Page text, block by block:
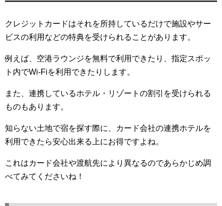
クレジットカードはそれを所持しているだけで施設やサー
ビスの利用などの特典を受けられることがあります。
例えば、空港ラウンジを無料で利用できたり、指定スポッ
ト内でWi-Fiを利用できたりします。
また、連携しているホテル・リゾートの割引を受けられる
ものもあります。
知らない土地で宿を探す際に、カード会社の連携ホテルを
利用できたら安心出来る上にお得ですよね。
これはカード会社や渡航先により異なるのであらかじめ調
べてみてくださいね！